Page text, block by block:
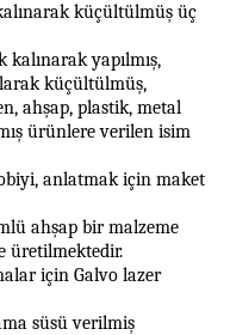
küçültülmüş üç
kalınarak yapılmış,
küçültülmüş,
ahşap, plastik, metal
ürünlere verilen isim
anlatmak için maket
ahşap bir malzeme
üretilmektedir.
için Galvo lazer
süsü verilmiş